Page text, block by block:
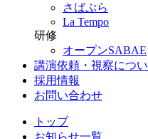
さばぷら
La Tempo
研修
オープンSABAE
講演依頼・視察につ
採用情報
お問い合わせ
トップ
お知らせ一覧